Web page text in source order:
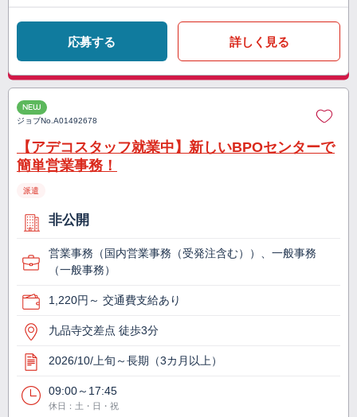
応募する 詳しく見る
NEW
ジョブNo.A01492678
【アデコスタッフ就業中】新しいBPOセンターで
簡単営業事務！
派遣
非公開
営業事務（国内営業事務（受発注含む））、一般事務
（一般事務）
1,220円～ 交通費支給あり
九品寺交差点 徒歩3分
2026/10/上旬～長期（3カ月以上）
09:00～17:45
休日：土・日・祝